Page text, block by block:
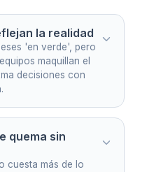
la realidad
'en verde', pero
maquillan el
decisiones con
quema sin
cuesta más de lo